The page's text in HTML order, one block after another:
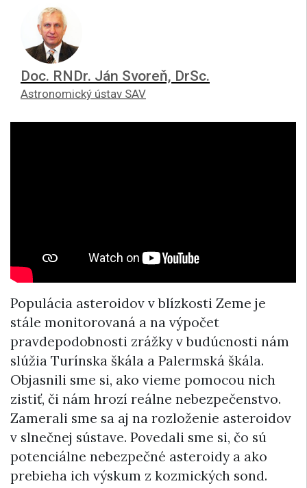
Doc. RNDr. Ján Svoreň, DrSc.
Astronomický ústav SAV
Populácia asteroidov v blízkosti Zeme je
stále monitorovaná a na výpočet
pravdepodobnosti zrážky v budúcnosti nám
slúžia Turínska škála a Palermská škála.
Objasnili sme si, ako vieme pomocou nich
zistiť, či nám hrozí reálne nebezpečenstvo.
Zamerali sme sa aj na rozloženie asteroidov
v slnečnej sústave. Povedali sme si, čo sú
potenciálne nebezpečné asteroidy a ako
prebieha ich výskum z kozmických sond.